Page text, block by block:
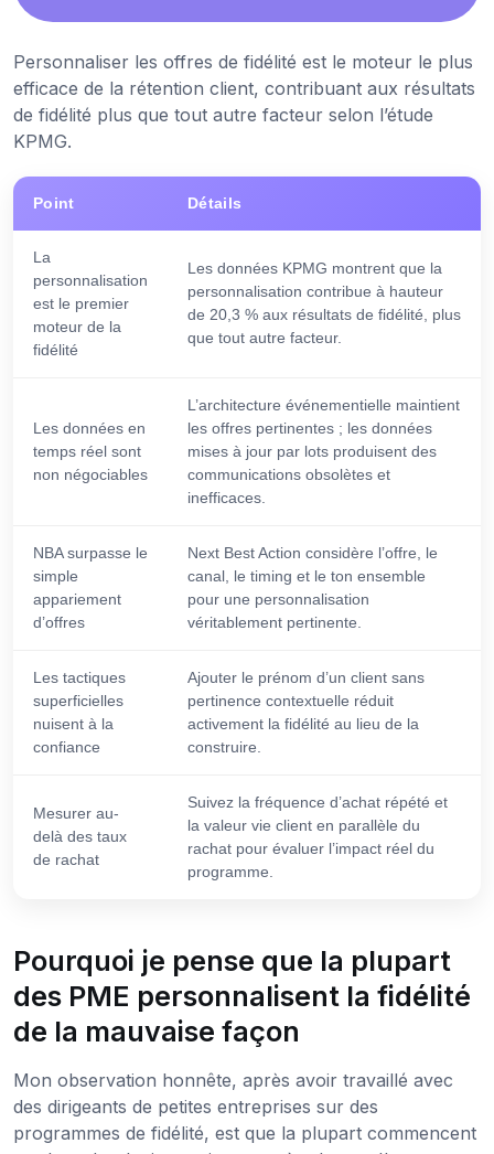
Personnaliser les offres de fidélité est le moteur le plus
efficace de la rétention client, contribuant aux résultats
de fidélité plus que tout autre facteur selon l’étude
KPMG.
Point Détails
La
personnalisation
est le premier
moteur de la
fidélité
Les données KPMG montrent que la
personnalisation contribue à hauteur
de 20,3 % aux résultats de fidélité, plus
que tout autre facteur.
Les données en
temps réel sont
non négociables
L’architecture événementielle maintient
les offres pertinentes ; les données
mises à jour par lots produisent des
communications obsolètes et
inefficaces.
NBA surpasse le
simple
appariement
d’offres
Next Best Action considère l’offre, le
canal, le timing et le ton ensemble
pour une personnalisation
véritablement pertinente.
Les tactiques
superficielles
nuisent à la
confiance
Ajouter le prénom d’un client sans
pertinence contextuelle réduit
activement la fidélité au lieu de la
construire.
Mesurer au-
delà des taux
de rachat
Suivez la fréquence d’achat répété et
la valeur vie client en parallèle du
rachat pour évaluer l’impact réel du
programme.
Pourquoi je pense que la plupart
des PME personnalisent la fidélité
de la mauvaise façon
Mon observation honnête, après avoir travaillé avec
des dirigeants de petites entreprises sur des
programmes de fidélité, est que la plupart commencent